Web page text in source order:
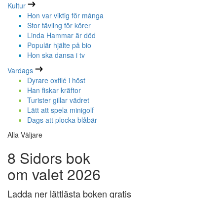
Kultur
Hon var viktig för många
Stor tävling för körer
Linda Hammar är död
Populär hjälte på bio
Hon ska dansa i tv
Vardags
Dyrare oxfilé i höst
Han fiskar kräftor
Turister gillar vädret
Lätt att spela minigolf
Dags att plocka blåbär
Alla Väljare
8 Sidors bok
om valet 2026
Ladda ner lättlästa boken gratis